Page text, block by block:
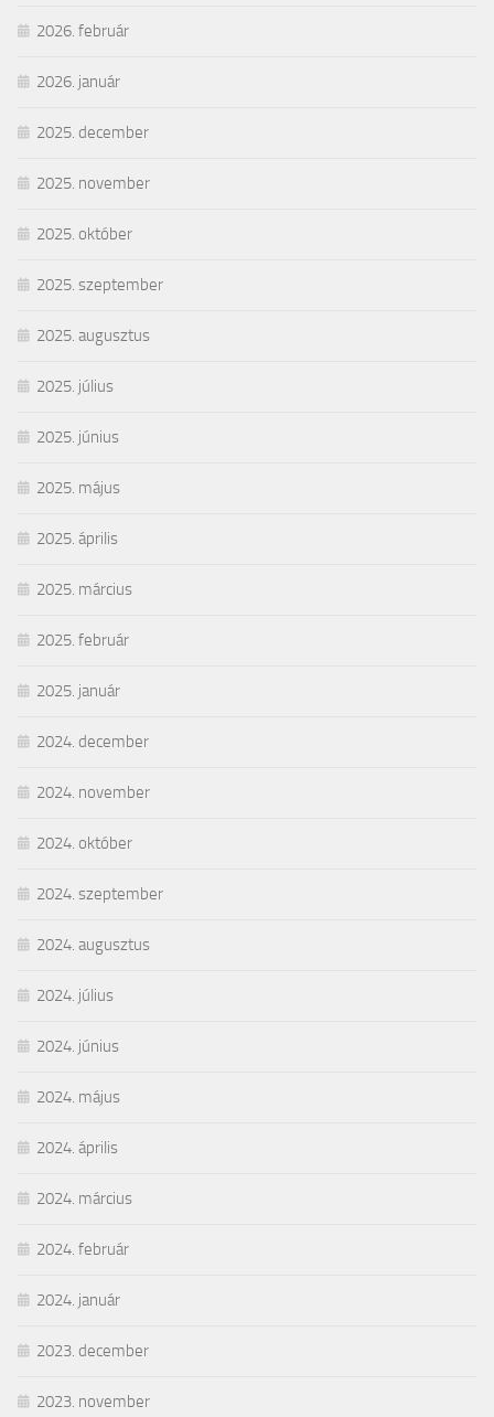
2026. február
2026. január
2025. december
2025. november
2025. október
2025. szeptember
2025. augusztus
2025. július
2025. június
2025. május
2025. április
2025. március
2025. február
2025. január
2024. december
2024. november
2024. október
2024. szeptember
2024. augusztus
2024. július
2024. június
2024. május
2024. április
2024. március
2024. február
2024. január
2023. december
2023. november